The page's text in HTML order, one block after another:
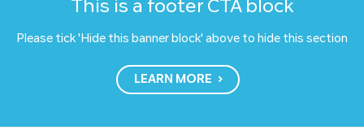
This is a footer CTA block
Please tick 'Hide this banner block' above to hide this section
LEARN MORE